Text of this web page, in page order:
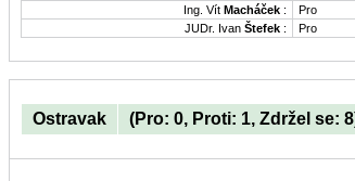
Ing. Vít Macháček : Pro
JUDr. Ivan Štefek : Pro
Ostravak (Pro: 0, Proti: 1, Zdržel se: